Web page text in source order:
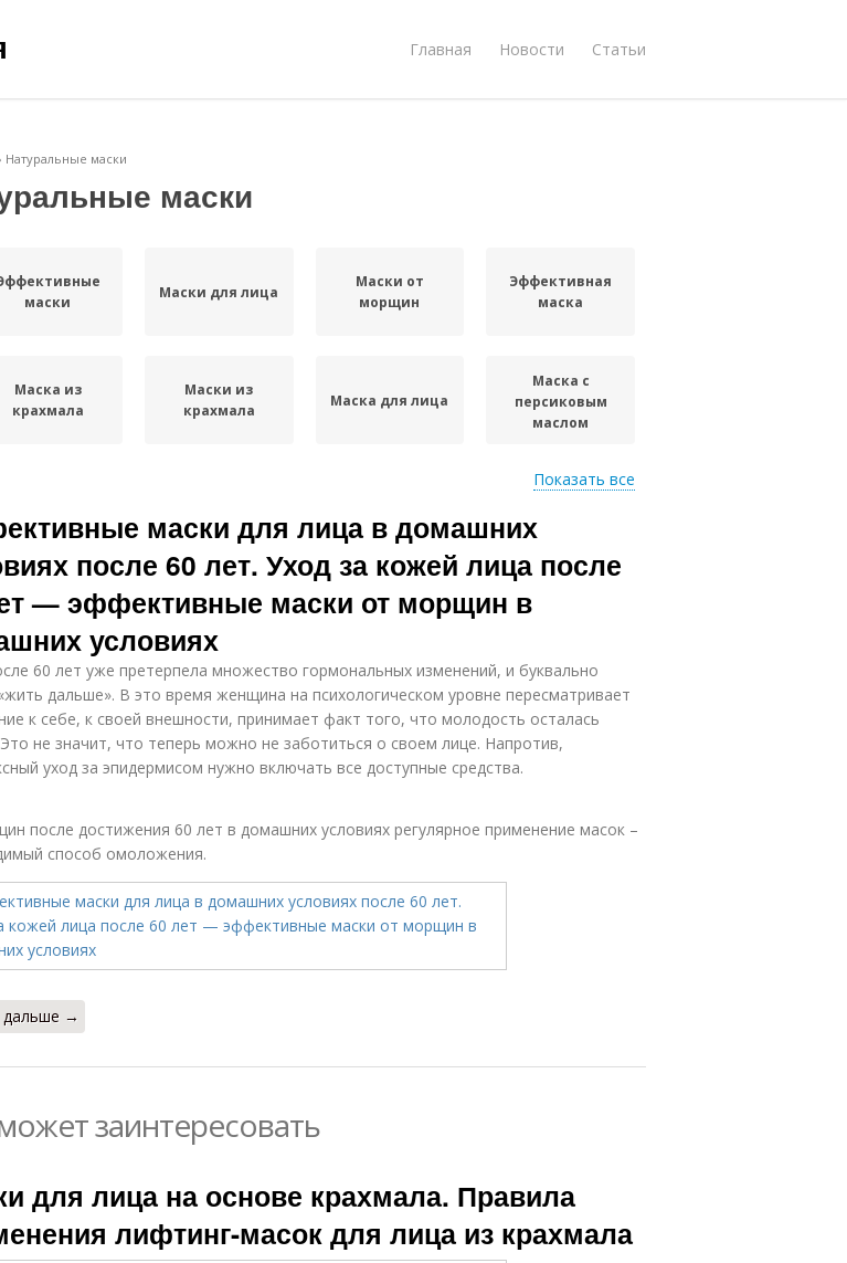
Главная Новости Статьи
Натуральные маски
маски
маски
Маски для лица
Маски от
морщин
Эффективная
маска
Маска из
крахмала
Маски из
крахмала
Маска для лица
Маска с
персиковым
маслом
отбеливания
маски
для кожи
Маски для
возрастной
кожи
Маска от
Показать все
маски для лица в домашних
после 60 лет. Уход за кожей лица после
— эффективные маски от морщин в
условиях
60 лет уже претерпела множество гормональных изменений, и буквально
дальше». В это время женщина на психологическом уровне пересматривает
к себе, к своей внешности, принимает факт того, что молодость осталась
не значит, что теперь можно не заботиться о своем лице. Напротив,
уход за эпидермисом нужно включать все доступные средства.
после достижения 60 лет в домашних условиях регулярное применение масок –
способ омоложения.
дальше →
заинтересовать
для лица на основе крахмала. Правила
лифтинг-масок для лица из крахмала